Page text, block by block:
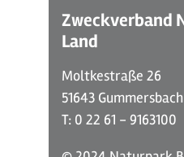
Zweckverband
Land
Moltkestraße 26
51643 Gummersbach
T: 0 22 61 - 9163100